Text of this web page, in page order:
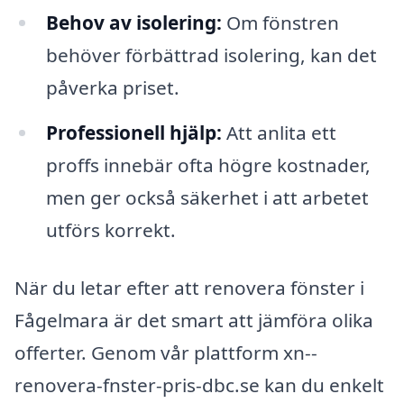
Behov av isolering: Om fönstren
behöver förbättrad isolering, kan det
påverka priset.
Professionell hjälp: Att anlita ett
proffs innebär ofta högre kostnader,
men ger också säkerhet i att arbetet
utförs korrekt.
När du letar efter att renovera fönster i
Fågelmara är det smart att jämföra olika
offerter. Genom vår plattform xn--
renovera-fnster-pris-dbc.se kan du enkelt